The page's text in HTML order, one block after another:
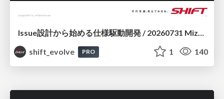
shift_evolve
PRO 1 140